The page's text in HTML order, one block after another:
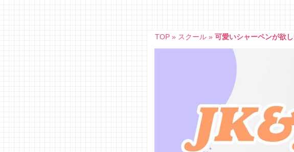
TOP » スクール »可愛いシャーペンが欲